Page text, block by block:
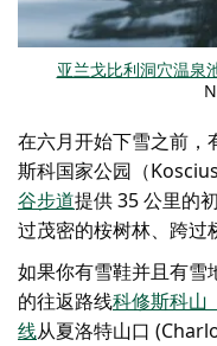
亚兰戈比利洞穴温泉
在六月开始下雪之前，
斯科国家公园（
谷步道提供 35 公里的
过茂密的桉树林、跨过
如果你有雪鞋并且有雪
的往返路线科修斯科山
线从夏洛特山口